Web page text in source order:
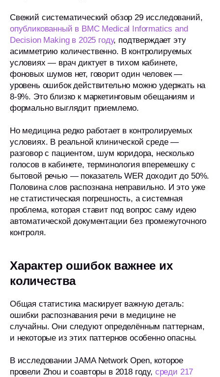
Свежий систематический обзор 29 исследований,
опубликованный в BMC Medical Informatics and
Decision Making в 2025 году, подтверждает эту
асимметрию количественно. В контролируемых
условиях — врач диктует в тихом кабинете,
фоновых шумов нет, говорит один человек —
уровень ошибок действительно можно удержать на
8-9%. Это близко к маркетинговым обещаниям и
формально выглядит приемлемо.
Но медицина редко работает в контролируемых
условиях. В реальной клинической среде —
разговор с пациентом, шум коридора, несколько
голосов в кабинете, терминология вперемешку с
бытовой речью — показатель WER доходит до 50%.
Половина слов распознана неправильно. И это уже
не статистическая погрешность, а системная
проблема, которая ставит под вопрос саму идею
автоматической документации без промежуточного
контроля.
Характер ошибок важнее их
количества
Общая статистика маскирует важную деталь:
ошибки распознавания речи в медицине не
случайны. Они следуют определённым паттернам,
и некоторые из этих паттернов особенно опасны.
В исследовании JAMA Network Open, которое
провели Zhou и соавторы в 2018 году, среди 217